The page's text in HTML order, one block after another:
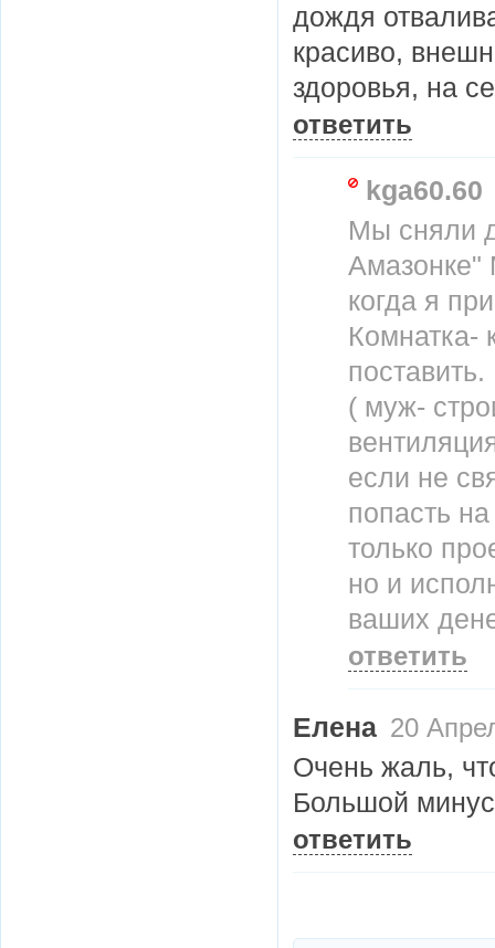
дождя
красиво,
здоровья, на
ответить
kga60.60
Мы сняли
Амазонке"
когда я
Комнатка-
( муж-
если не
попасть
только
но и
ваших
ответить
Елена 20
Очень жаль,
Большой
ответить